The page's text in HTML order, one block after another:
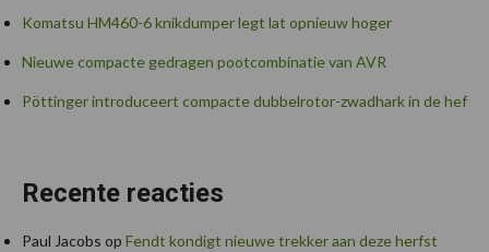
Komatsu HM460-6 knikdumper legt lat opnieuw hoger
Nieuwe compacte gedragen pootcombinatie van AVR
Pöttinger introduceert compacte dubbelrotor-zwadhark in de hef
Recente reacties
Paul Jacobs op Fendt kondigt nieuwe trekker aan deze herfst